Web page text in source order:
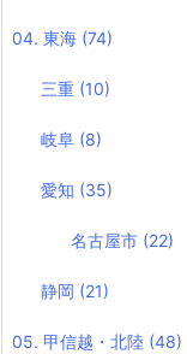
04. 東海 (74)
三重 (10)
岐阜 (8)
愛知 (35)
名古屋市 (22)
静岡 (21)
05. 甲信越・北陸 (48)